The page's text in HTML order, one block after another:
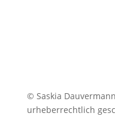
© Saskia
urheberrechtlich